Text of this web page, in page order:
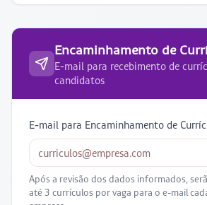
Encaminhamento de
E-mail para recebimento de
candidatos
E-mail para Encaminhamento de
Após a revisão dos dados informados,
até 3 currículos por vaga para o e-mail